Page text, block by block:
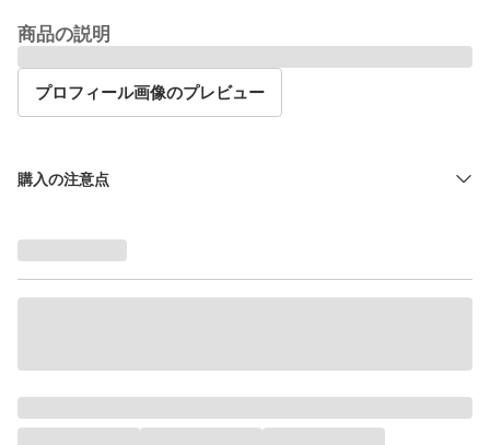
商品の説明
プロフィール画像のプレビュー
購入の注意点